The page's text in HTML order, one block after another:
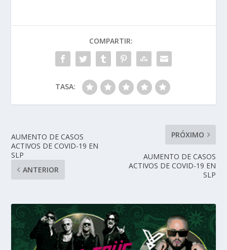
COMPARTIR:
TASA:
AUMENTO DE CASOS
ACTIVOS DE COVID-19 EN
SLP
ANTERIOR
PRÓXIMO
AUMENTO DE CASOS
ACTIVOS DE COVID-19 EN
SLP